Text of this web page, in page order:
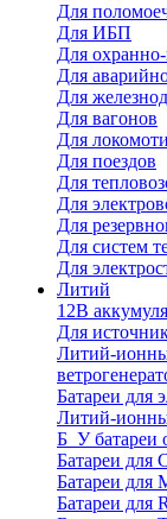
Для
Для ИБП
Для
Для
Для
Для вагонов
Для
Для поездов
Для
Для
Для
Для систем
Для
Литий
12В
Для
Литий-
Батареи для
Литий-
Б_У батареи
Батареи для
Батареи для
Батареи для